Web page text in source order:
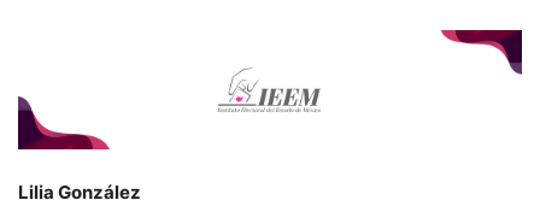
Lilia González